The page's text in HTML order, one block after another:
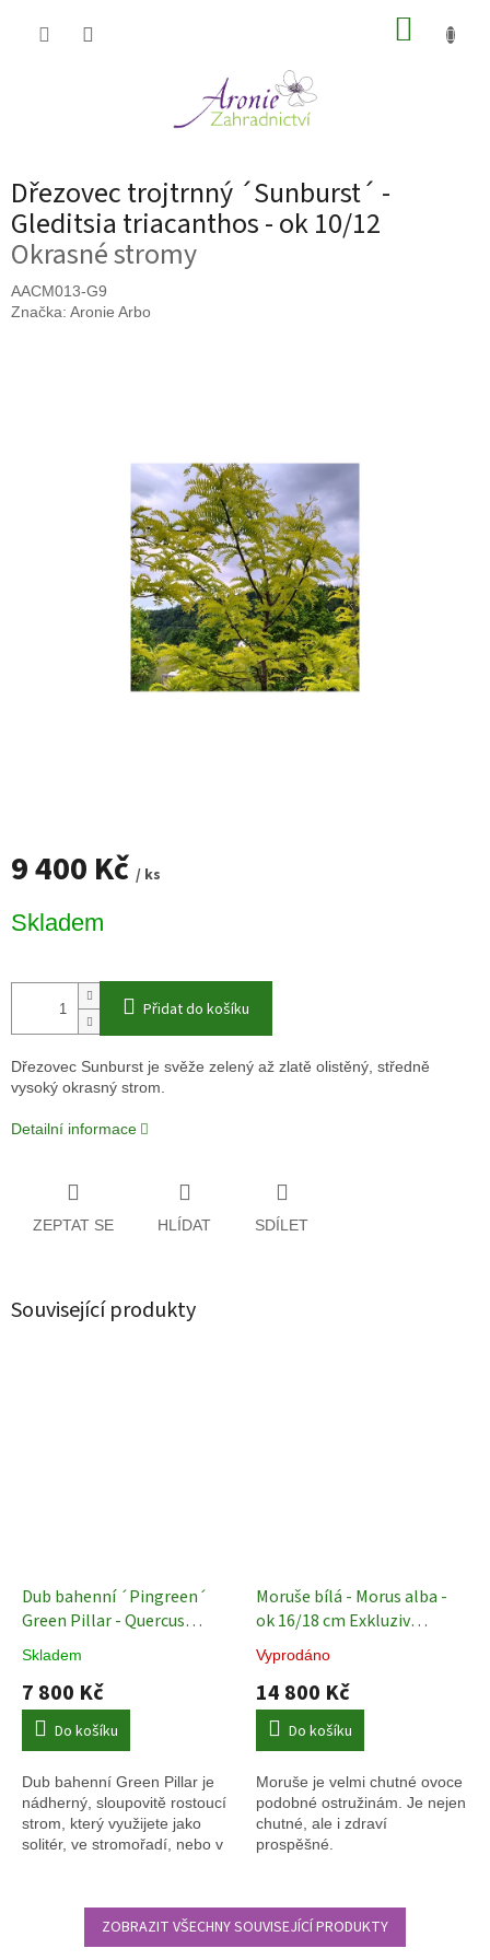
Dřezovec trojtrnný ´Sunburst´ -
Gleditsia triacanthos - ok 10/12
Okrasné stromy
AACM013-G9
Značka: Aronie Arbo
9 400 Kč / ks
cena:
Skladem
Přidat do košíku
Dřezovec Sunburst je svěže zelený až zlatě olistěný, středně
vysoký okrasný strom.
Detailní informace
ZEPTAT SE HLÍDAT SDÍLET
Související produkty
Dub bahenní ´Pingreen´
Green Pillar - Quercus
palustris - ok 12/14
stromy
Skladem
7 800 Kč
Do košíku
Dub bahenní Green Pillar je
nádherný, sloupovitě rostoucí
strom, který využijete jako
solitér, ve stromořadí, nebo v
Moruše bílá - Morus alba -
ok 16/18 cm Exkluziv
Ovocné stromy
Vyprodáno
14 800 Kč
Do košíku
Moruše je velmi chutné ovoce
podobné ostružinám. Je nejen
chutné, ale i zdraví
prospěšné.
ZOBRAZIT VŠECHNY SOUVISEJÍCÍ PRODUKTY